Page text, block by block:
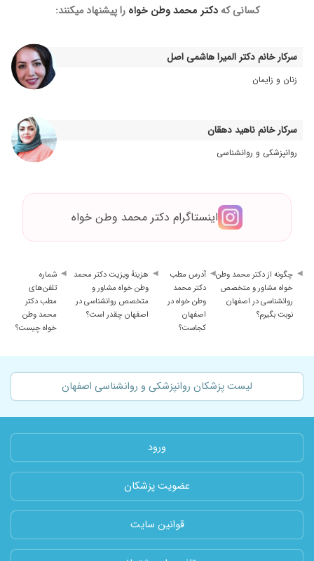
کسانی کهدکتر محمد وطن خواه را پیشنهاد میکنند:
سرکار خانم دکتر المیرا هاشمی اصل
زنان و زایمان
سرکار خانم ناهید دهقان
روانپزشکی و روانشناسی
اینستاگرام دکتر محمد وطن خواه
چگونه از دکتر محمد وطن
خواه مشاور و متخصص
روانشناسی در اصفهان
نوبت بگیرم؟
آدرس مطب
دکتر محمد
وطن خواه در
اصفهان
کجاست؟
هزینهٔ ویزیت دکتر محمد
وطن خواه مشاور و
متخصص روانشناسی در
اصفهان چقدر است؟
شماره
تلفن‌های
مطب دکتر
محمد وطن
خواه چیست؟
لیست پزشکان روانپزشکی و روانشناسی اصفهان
ورود
عضویت پزشکان
قوانین سایت